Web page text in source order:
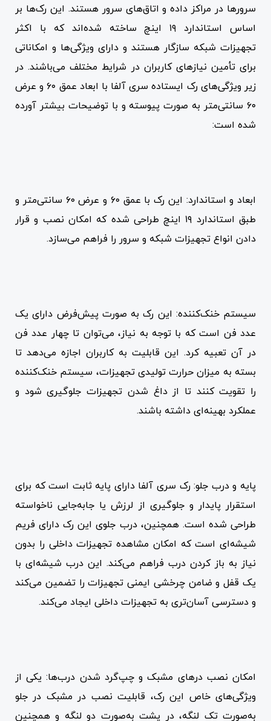
سرورها در مراکز داده و اتاق‌های سرور هستند. این رک‌ها بر
اساس استاندارد ۱۹ اینچ ساخته شده‌اند که با اکثر
تجهیزات شبکه سازگار هستند و دارای ویژگی‌ها و امکاناتی
برای تأمین نیازهای کاربران در شرایط مختلف می‌باشند. در
زیر ویژگی‌های رک ایستاده سری آلفا با ابعاد عمق ۶۰ و عرض
۶۰ سانتی‌متر به صورت پیوسته و با توضیحات بیشتر آورده
شده است:
ابعاد و استاندارد: این رک با عمق ۶۰ و عرض ۶۰ سانتی‌متر و
طبق استاندارد ۱۹ اینچ طراحی شده که امکان نصب و قرار
دادن انواع تجهیزات شبکه و سرور را فراهم می‌سازد.
سیستم خنک‌کننده: این رک به صورت پیش‌فرض دارای یک
عدد فن است که با توجه به نیاز، می‌توان تا چهار عدد فن
در آن تعبیه کرد. این قابلیت به کاربران اجازه می‌دهد تا
بسته به میزان حرارت تولیدی تجهیزات، سیستم خنک‌کننده
را تقویت کنند تا از داغ شدن تجهیزات جلوگیری شود و
عملکرد بهینه‌ای داشته باشند.
پایه و درب جلو: رک سری آلفا دارای پایه ثابت است که برای
استقرار پایدار و جلوگیری از لرزش یا جابه‌جایی ناخواسته
طراحی شده است. همچنین، درب جلوی این رک دارای فریم
شیشه‌ای است که امکان مشاهده تجهیزات داخلی را بدون
نیاز به باز کردن درب فراهم می‌کند. این درب شیشه‌ای با
یک قفل و ضامن چرخشی ایمنی تجهیزات را تضمین می‌کند
و دسترسی آسان‌تری به تجهیزات داخلی ایجاد می‌کند.
امکان نصب درهای مشبک و چپ‌گرد شدن درب‌ها: یکی از
ویژگی‌های خاص این رک، قابلیت نصب در مشبک در جلو
به‌صورت تک لنگه، در پشت به‌صورت دو لنگه و همچنین